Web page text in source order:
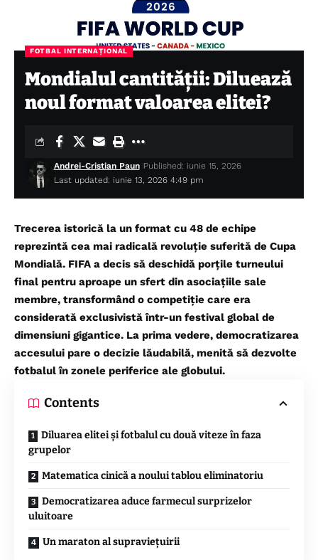
FOTBAL INTERNAȚIONAL
Mondialul cantității: Diluează
noul format valoarea elitei?
Last updated: iunie 13, 2026 4:49 pm
Andrei-Cristian Paun Published: iunie 15, 2026
Trecerea istorică la un format cu 48 de echipe
reprezintă cea mai radicală revoluție suferită de Cupa
Mondială. FIFA a decis să deschidă porțile turneului
final pentru aproape un sfert din asociațiile sale
membre, transformând o competiție care era
considerată exclusivistă într-un festival global de
dimensiuni gigantice. La prima vedere, democratizarea
accesului pare o decizie lăudabilă, menită să dezvolte
fotbalul în zonele periferice ale globului.
Contents
Diluarea elitei și fotbalul cu două viteze în faza
grupelor
Matematica cinică a noului tablou eliminatoriu
Democratizarea aduce farmecul surprizelor
uluitoare
Un maraton al supraviețuirii